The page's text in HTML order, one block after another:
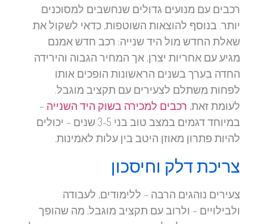
רכבים עם מנועים גדולים שנחשבים למסוכנים
יותר. בנוסף להוצאות השוטפות, כדאי לשקול את
שאלת החדש מול היד שנייה: רכב חדש אמנם
מגיע עם אחריות יצרן, אך המחיר הגבוה והירידה
החדה בערך בשנים הראשונות הופכים אותו
לפחות משתלם לצעירים עם תקציב מוגבל.
לעומת זאת,רכבים למכירה בשוק היד השנייה–
במיוחד דגמים במצב טוב בני 3-5 שנים – יכולים
להיות פתרון מאוזן היטב בין עלות לאמינות.
צריכת דלק וחיסכון
צעירים נוהגים הרבה – ללימודים, לעבודה
ולבילויים – ולרוב עם תקציב מוגבל, מה שהופך